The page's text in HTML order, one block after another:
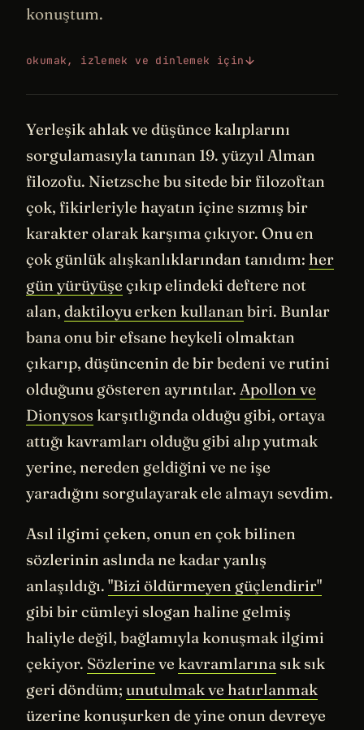
konuştum.
okumak, izlemek ve dinlemek için
Yerleşik ahlak ve düşünce kalıplarını
sorgulamasıyla tanınan 19. yüzyıl Alman
filozofu. Nietzsche bu sitede bir filozoftan
çok, fikirleriyle hayatın içine sızmış bir
karakter olarak karşıma çıkıyor. Onu en
çok günlük alışkanlıklarından tanıdım: her
gün yürüyüşe çıkıp elindeki deftere not
alan, daktiloyu erken kullanan biri. Bunlar
bana onu bir efsane heykeli olmaktan
çıkarıp, düşüncenin de bir bedeni ve rutini
olduğunu gösteren ayrıntılar. Apollon ve
Dionysos karşıtlığında olduğu gibi, ortaya
attığı kavramları olduğu gibi alıp yutmak
yerine, nereden geldiğini ve ne işe
yaradığını sorgulayarak ele almayı sevdim.
Asıl ilgimi çeken, onun en çok bilinen
sözlerinin aslında ne kadar yanlış
anlaşıldığı. "Bizi öldürmeyen güçlendirir"
gibi bir cümleyi slogan haline gelmiş
haliyle değil, bağlamıyla konuşmak ilgimi
çekiyor. Sözlerine ve kavramlarına sık sık
geri döndüm; unutulmak ve hatırlanmak
üzerine konuşurken de yine onun devreye